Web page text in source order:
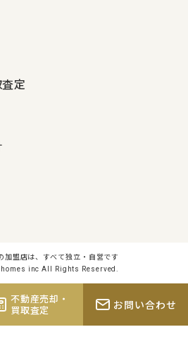
定
加盟店は、すべて独立・自営です
inc All Rights Reserved.
不動産売却・
買取査定
お問い合わせ